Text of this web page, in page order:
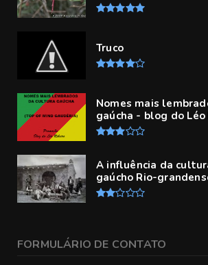
Truco
Nomes mais
gaúcha - blog do Léo
A influência da
gaúcho Rio-
FORMULÁRIO DE CONTATO